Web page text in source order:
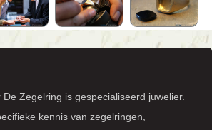
De Zegelring is gespecialiseerd juwelier.
kennis van zegelringen,